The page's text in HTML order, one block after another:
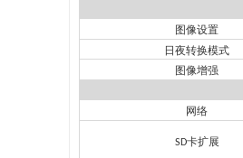
图像设置
日夜转换模式
图像增强
网络
SD卡扩展